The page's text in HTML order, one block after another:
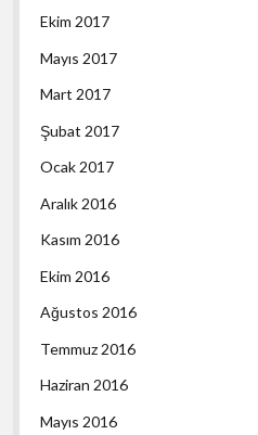
Ekim 2017
Mayıs 2017
Mart 2017
Şubat 2017
Ocak 2017
Aralık 2016
Kasım 2016
Ekim 2016
Ağustos 2016
Temmuz 2016
Haziran 2016
Mayıs 2016